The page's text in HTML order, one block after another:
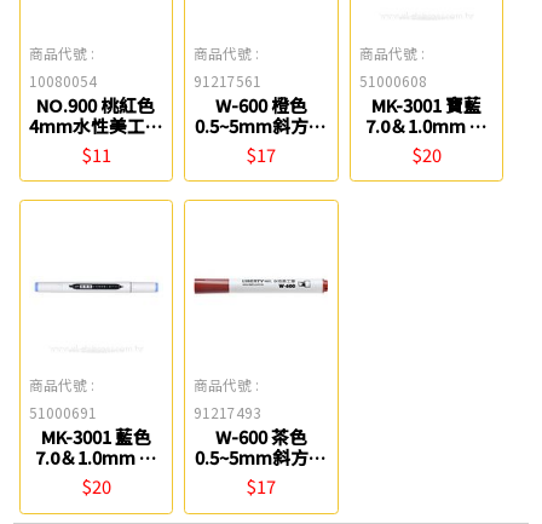
商品代號 :
10080054
NO.900 桃紅色
4mm水性美工筆
雄獅
$11
商品代號 :
91217561
W-600 橙色
0.5~5mm斜方尖
水性美工筆 利百
代
$17
商品代號 :
51000608
MK-3001 寶藍
7.0＆1.0mm 水
性雙頭美工筆
SKB
$20
商品代號 :
51000691
MK-3001 藍色
7.0＆1.0mm 水
性雙頭美工筆
SKB
$20
商品代號 :
91217493
W-600 茶色
0.5~5mm斜方尖
水性美工筆 利百
代
$17